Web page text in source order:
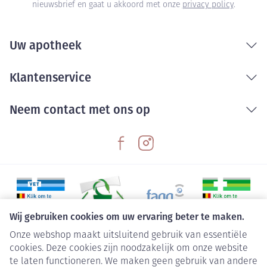
Wij gebruiken cookies om uw ervaring beter te maken.
Onze webshop maakt uitsluitend gebruik van essentiële
cookies. Deze cookies zijn noodzakelijk om onze website
te laten functioneren. We maken geen gebruik van andere
nieuwsbrief en gaat u akkoord met onze privacy policy.
Uw apotheek
Klantenservice
Neem contact met ons op
Juridische links